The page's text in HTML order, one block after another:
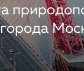
города